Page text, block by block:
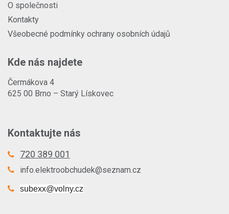
O společnosti
Kontakty
Všeobecné podmínky ochrany osobních údajů
Kde nás najdete
Čermákova 4
625 00 Brno – Starý Lískovec
Kontaktujte nás
720 389 001
info.elektroobchudek@seznam.cz
subexx@volny.cz